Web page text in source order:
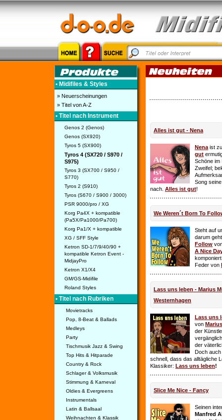
• Midifiles & Styles
» Neuerscheinungen
» Titel von A-Z
• Titel nach Instrument
Genos 2 (Genos)
Genos (SX920)
Tyros 5 (SX900)
Tyros 4 (SX720 / S970 /
S975)
Tyros 3 (SX700 / S950 /
S770)
Tyros 2 (S910)
Tyros (S670 / S900 / 3000)
PSR 9000/pro / XG
Korg Pa4X + kompatible
(Pa5X/Pa1000/Pa700)
Korg Pa1/X + kompatible
XG / SFF Style
Ketron SD-1/7/9/40/90 +
kompatible Ketron Event -
MidjayPro
Ketron X1/X4
GM/GS-Midifile
Roland Styles
• Titel nach Rubriken
Movietracks
Pop, 8-Beat & Ballads
Medleys
Party
Tischmusik Jazz & Swing
Top Hits & Hitparade
Country & Rock
Schlager & Volksmusik
Stimmung & Karneval
Oldies & Evergreens
Instrumentals
Latin & Ballsaal
Weihnachten & Klassik
Alles ist gut - Nena
Nena ist
gut
Schöne im
Zweifel;
Song
nach. Alles ist gut!
We Weren´t Born To
Steht auf
darum
Follow
A Nice
Feder von
Lass uns leben - Marius
Westernhagen
Lass uns
von
der
der
Doch auch
schnell, dass das alltägliche
Klassiker: Lass uns leben!
Slice Me Nice - Fancy
Seinen
Manfred